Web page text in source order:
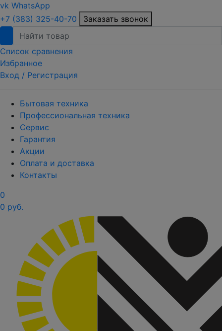
vk WhatsApp
+7 (383) 325-40-70
Заказать звонок
Список сравнения
Избранное
Вход / Регистрация
Бытовая техника
Профессиональная техника
Сервис
Гарантия
Акции
Оплата и доставка
Контакты
0
0 руб.